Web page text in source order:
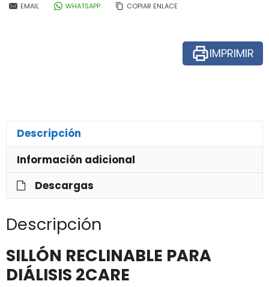
EMAIL WHATSAPP COPIAR ENLACE
IMPRIMIR
Descripción
Información adicional
Descargas
Descripción
SILLÓN RECLINABLE PARA
DIÁLISIS 2CARE